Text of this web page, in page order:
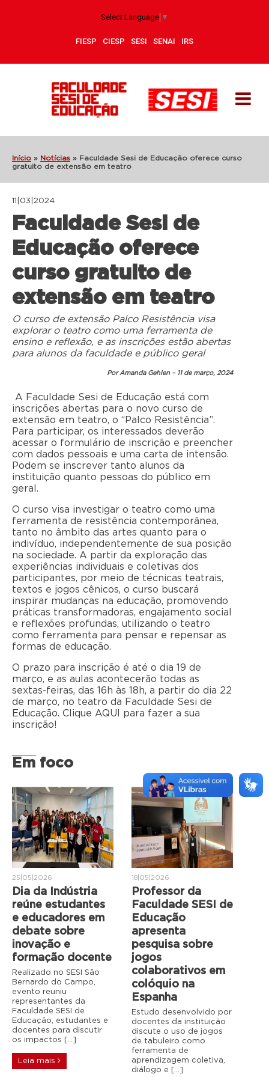
Select Language ▼
FIESP CIESP SESI SENAI IRS
Início » Notícias » Faculdade Sesi de Educação oferece curso
gratuito de extensão em teatro
11|03|2024
Faculdade Sesi de
Educação oferece
curso gratuito de
extensão em teatro
O curso de extensão Palco Resistência visa
explorar o teatro como uma ferramenta de
ensino e reflexão, e as inscrições estão abertas
para alunos da faculdade e público geral
Por Amanda Gehlen – 11 de março, 2024
A Faculdade Sesi de Educação está com
inscrições abertas para o novo curso de
extensão em teatro, o “Palco Resistência”.
Para participar, os interessados deverão
acessar o formulário de inscrição e preencher
com dados pessoais e uma carta de intensão.
Podem se inscrever tanto alunos da
instituição quanto pessoas do público em
geral.
O curso visa investigar o teatro como uma
ferramenta de resistência contemporânea,
tanto no âmbito das artes quanto para o
indivíduo, independentemente de sua posição
na sociedade. A partir da exploração das
experiências individuais e coletivas dos
participantes, por meio de técnicas teatrais,
textos e jogos cênicos, o curso buscará
inspirar mudanças na educação, promovendo
práticas transformadoras, engajamento social
e reflexões profundas, utilizando o teatro
como ferramenta para pensar e repensar as
formas de educação.
O prazo para inscrição é até o dia 19 de
março, e as aulas acontecerão todas as
sextas-feiras, das 16h às 18h, a partir do dia 22
de março, no teatro da Faculdade Sesi de
Educação. Clique AQUI para fazer a sua
inscrição!
Em foco
25|05|2026
Dia da Indústria
reúne estudantes
e educadores em
debate sobre
inovação e
formação docente
Realizado no SESI São
Bernardo do Campo,
evento reuniu
representantes da
Faculdade SESI de
Educação, estudantes e
docentes para discutir
os impactos […]
Leia mais
18|05|2026
Professor da
Faculdade SESI de
Educação
apresenta
pesquisa sobre
jogos
colaborativos em
colóquio na
Espanha
Estudo desenvolvido por
docentes da instituição
discute o uso de jogos
de tabuleiro como
ferramenta de
aprendizagem coletiva,
diálogo e […]